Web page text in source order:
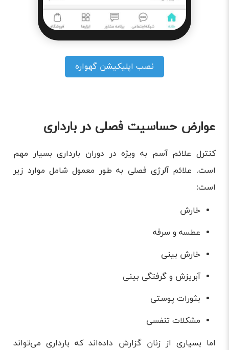
نصب اپلیکیشن گهواره
عوارض حساسیت فصلی در بارداری
کنترل علائم آسم به ویژه در دوران بارداری بسیار مهم
است. علائم آلرژی فصلی به طور معمول شامل موارد زیر
است:
خارش
عطسه و سرفه
خارش بینی
آبریزش و گرفتگی بینی
بثورات پوستی
مشکلات تنفسی
اما بسیاری از زنان گزارش داده‌اند که بارداری می‌تواند